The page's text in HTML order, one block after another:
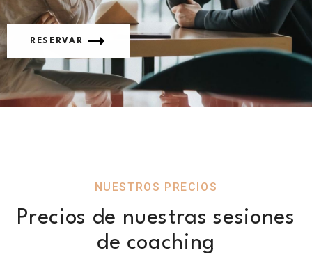
RESERVAR
NUESTROS PRECIOS
Precios de nuestras sesiones
de coaching